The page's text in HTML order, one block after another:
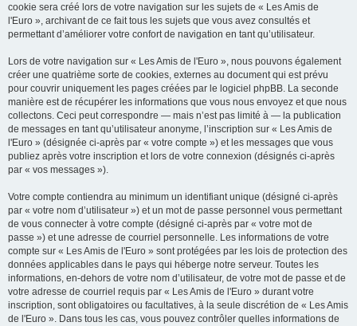
cookie sera créé lors de votre navigation sur les sujets de « Les Amis de
l'Euro », archivant de ce fait tous les sujets que vous avez consultés et
permettant d’améliorer votre confort de navigation en tant qu’utilisateur.
Lors de votre navigation sur « Les Amis de l'Euro », nous pouvons également
créer une quatrième sorte de cookies, externes au document qui est prévu
pour couvrir uniquement les pages créées par le logiciel phpBB. La seconde
manière est de récupérer les informations que vous nous envoyez et que nous
collectons. Ceci peut correspondre — mais n’est pas limité à — la publication
de messages en tant qu’utilisateur anonyme, l’inscription sur « Les Amis de
l'Euro » (désignée ci-après par « votre compte ») et les messages que vous
publiez après votre inscription et lors de votre connexion (désignés ci-après
par « vos messages »).
Votre compte contiendra au minimum un identifiant unique (désigné ci-après
par « votre nom d’utilisateur ») et un mot de passe personnel vous permettant
de vous connecter à votre compte (désigné ci-après par « votre mot de
passe ») et une adresse de courriel personnelle. Les informations de votre
compte sur « Les Amis de l'Euro » sont protégées par les lois de protection des
données applicables dans le pays qui héberge notre serveur. Toutes les
informations, en-dehors de votre nom d’utilisateur, de votre mot de passe et de
votre adresse de courriel requis par « Les Amis de l'Euro » durant votre
inscription, sont obligatoires ou facultatives, à la seule discrétion de « Les Amis
de l'Euro ». Dans tous les cas, vous pouvez contrôler quelles informations de